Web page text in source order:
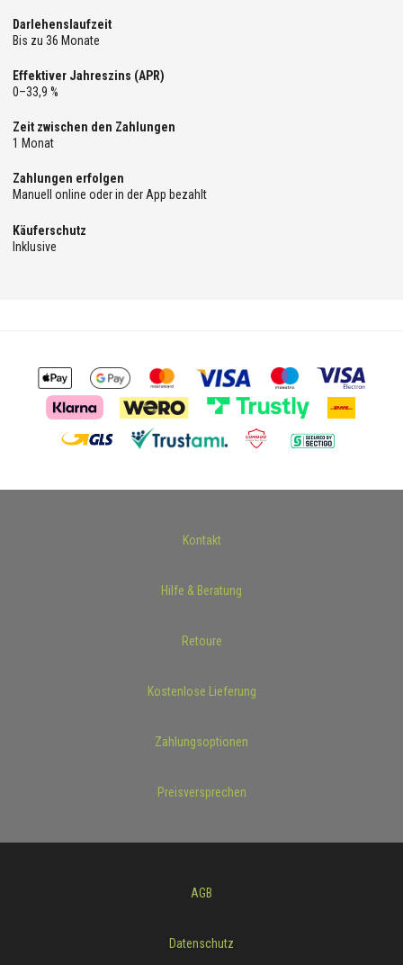
Darlehenslaufzeit
Bis zu 36 Monate
Effektiver Jahreszins (APR)
0–33,9 %
Zeit zwischen den Zahlungen
1 Monat
Zahlungen erfolgen
Manuell online oder in der App bezahlt
Käuferschutz
Inklusive
Kontakt
Hilfe & Beratung
Retoure
Kostenlose Lieferung
Zahlungsoptionen
Preisversprechen
AGB
Datenschutz